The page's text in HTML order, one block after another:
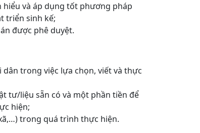
hiểu và áp dụng tốt phương pháp
triển sinh kế;
được phê duyệt.
trong việc lựa chọn, viết và thực
tư/liệu sẵn có và một phần tiền để
hiện;
trong quá trình thực hiện.